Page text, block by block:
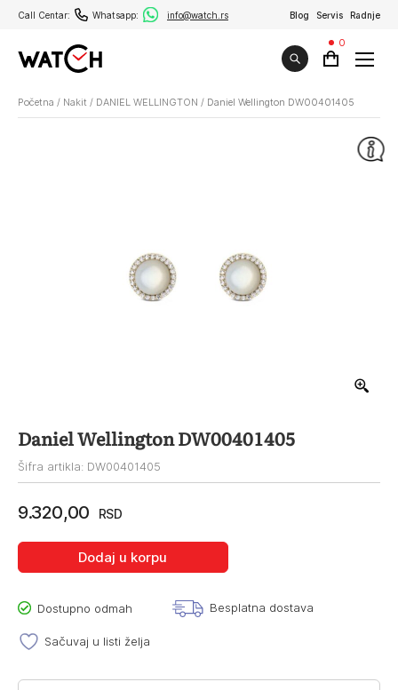
Call Centar: Whatsapp: info@watch.rs Blog Servis Radnje
0
Početna / Nakit / DANIEL WELLINGTON / Daniel Wellington DW00401405
Daniel Wellington DW00401405
Šifra artikla: DW00401405
9.320,00 RSD
Dodaj u korpu
Dostupno odmah Besplatna dostava
Sačuvaj u listi želja